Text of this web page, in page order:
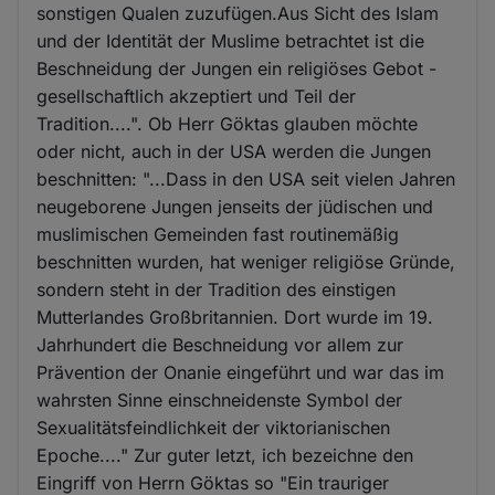
sonstigen Qualen zuzufügen.Aus Sicht des Islam
und der Identität der Muslime betrachtet ist die
Beschneidung der Jungen ein religiöses Gebot -
gesellschaftlich akzeptiert und Teil der
Tradition....". Ob Herr Göktas glauben möchte
oder nicht, auch in der USA werden die Jungen
beschnitten: "...Dass in den USA seit vielen Jahren
neugeborene Jungen jenseits der jüdischen und
muslimischen Gemeinden fast routinemäßig
beschnitten wurden, hat weniger religiöse Gründe,
sondern steht in der Tradition des einstigen
Mutterlandes Großbritannien. Dort wurde im 19.
Jahrhundert die Beschneidung vor allem zur
Prävention der Onanie eingeführt und war das im
wahrsten Sinne einschneidenste Symbol der
Sexualitätsfeindlichkeit der viktorianischen
Epoche...." Zur guter letzt, ich bezeichne den
Eingriff von Herrn Göktas so "Ein trauriger